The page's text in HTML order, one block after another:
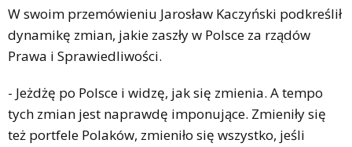
W swoim przemówieniu Jarosław Kaczyński podkreślił
dynamikę zmian, jakie zaszły w Polsce za rządów
Prawa i Sprawiedliwości.
- Jeżdżę po Polsce i widzę, jak się zmienia. A tempo
tych zmian jest naprawdę imponujące. Zmieniły się
też portfele Polaków, zmieniło się wszystko, jeśli